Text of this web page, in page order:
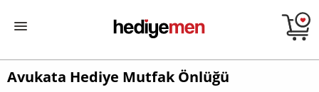
Avukata Hediye Mutfak Önlüğü